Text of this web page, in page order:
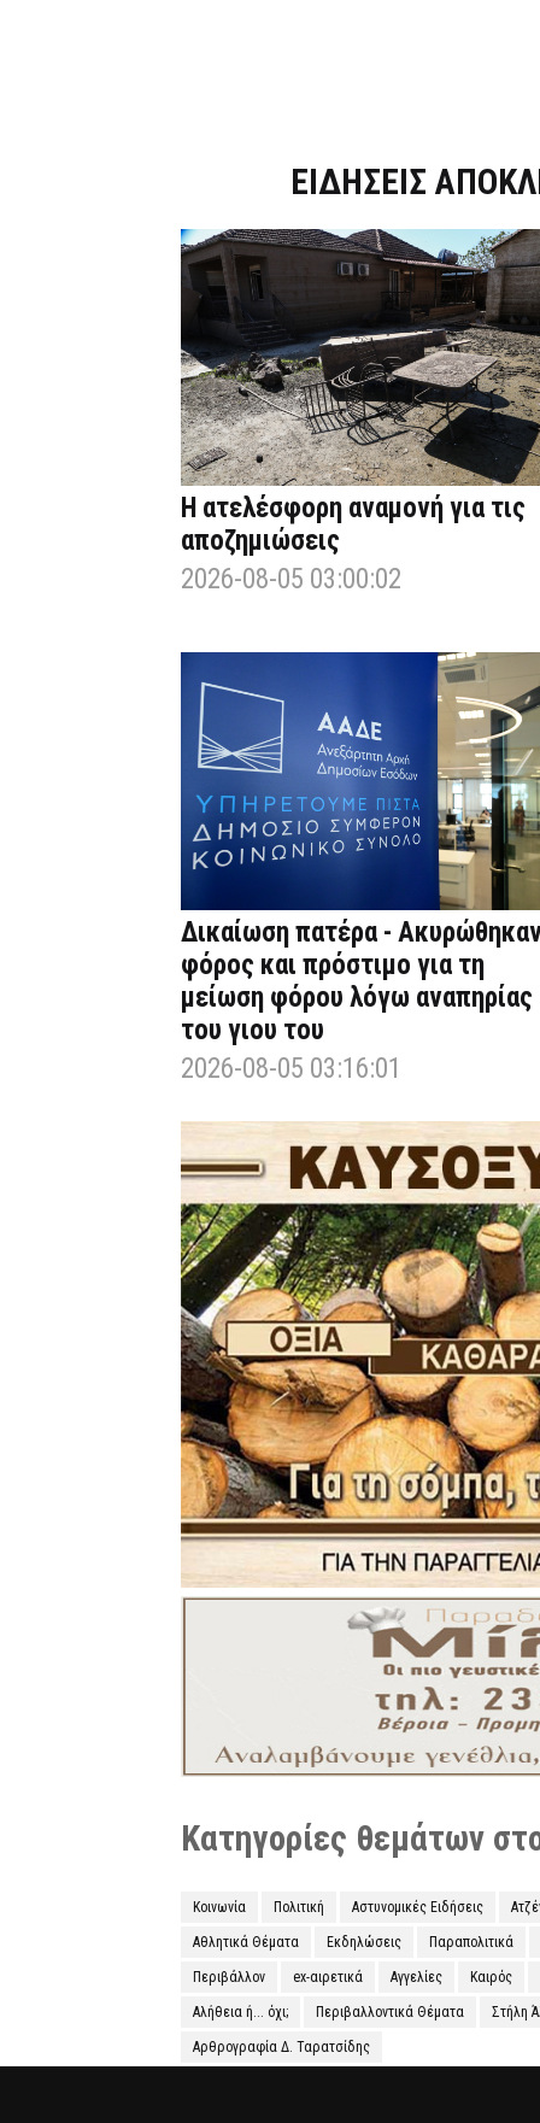
ΕΙΔΗΣΕΙΣ
Η ατελέσφορη αναμονή για τις
αποζημιώσεις
2026-08-05 03:00:02
Δικαίωση πατέρα -
φόρος και πρόστιμο για τη
μείωση φόρου λόγω αναπηρίας
του γιου του
2026-08-05 03:16:01
Κατηγορίες θεμάτων
Κοινωνία Πολιτική Αστυνομικές Ειδήσεις
Αθλητικά Θέματα Εκδηλώσεις Παραπολιτικά
Περιβάλλον ex-αιρετικά Αγγελίες Καιρός
Αλήθεια ή... όχι; Περιβαλλοντικά Θέματα Στήλη
Αρθρογραφία Δ. Ταρατσίδης